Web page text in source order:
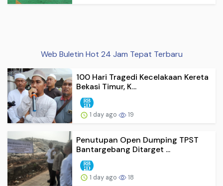
Web Buletin Hot 24 Jam Tepat Terbaru
100 Hari Tragedi Kecelakaan Kereta
Bekasi Timur, K...
1 day ago 19
Penutupan Open Dumping TPST
Bantargebang Ditarget ...
1 day ago 18